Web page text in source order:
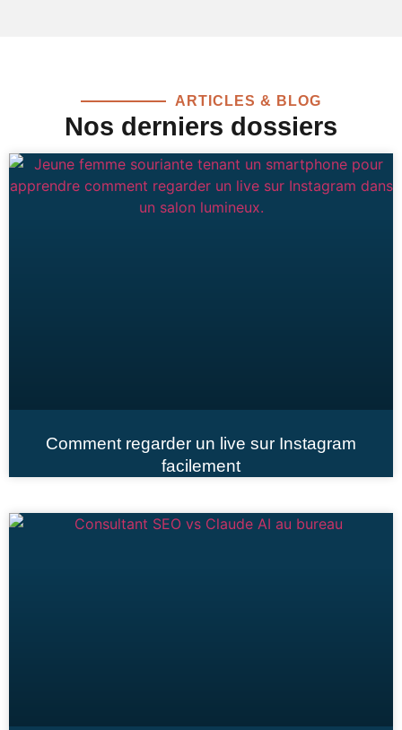
ARTICLES & BLOG
Nos derniers dossiers
Comment regarder un live sur Instagram
facilement